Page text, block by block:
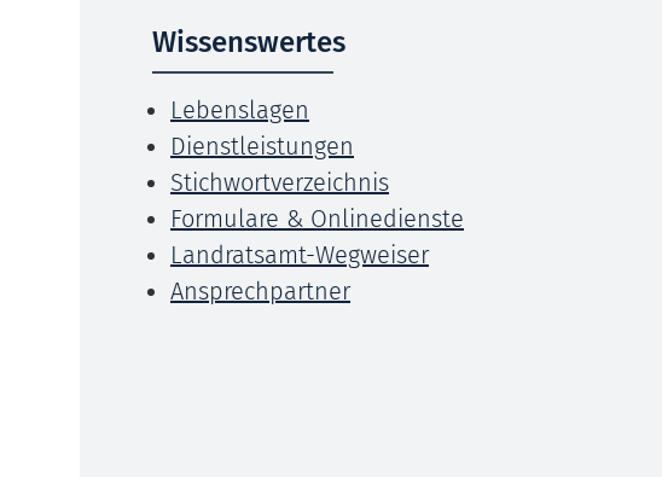
Wissenswertes
Lebenslagen
Dienstleistungen
Stichwortverzeichnis
Formulare & Onlinedienste
Landratsamt-Wegweiser
Ansprechpartner